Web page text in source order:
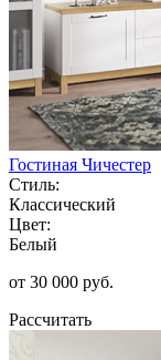
Гостиная Чичестер
Стиль:
Классический
Цвет:
Белый
от 30 000 руб.
Рассчитать